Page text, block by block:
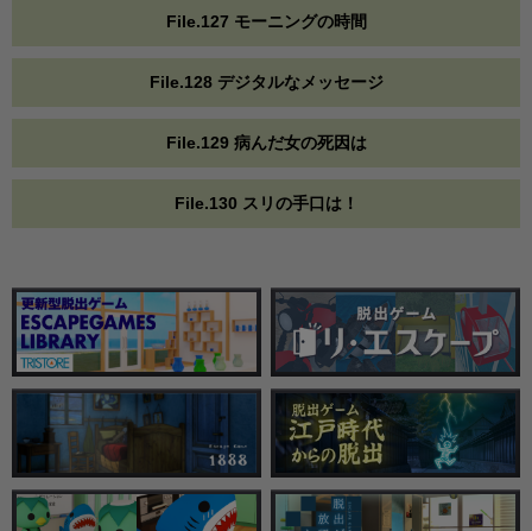
File.127 モーニングの時間
File.128 デジタルなメッセージ
File.129 病んだ女の死因は
File.130 スリの手口は！